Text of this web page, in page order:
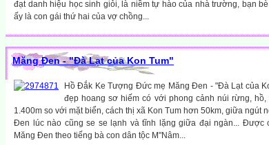
đạt danh hiệu học sinh giỏi, là niềm tự hào của nhà trường, bạn
ấy là con gái thứ hai của vợ chồng...
Măng Đen - "Đà Lạt của Kon Tum"
Hồ Đắk Ke Tượng Đức mẹ Măng Đen - "Đà Lạt của
đẹp hoang sơ hiếm có với phong cảnh núi rừng,
1.400m so với mặt biển, cách thị xã Kon Tum hơn 50km, giữa ngút
Đen lúc nào cũng se se lạnh và tĩnh lặng giữa đại ngàn... Được
Măng Đen theo tiếng bà con dân tộc M"Nâm...